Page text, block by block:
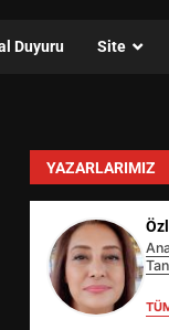
Duyuru Site
YAZARLARIMIZ